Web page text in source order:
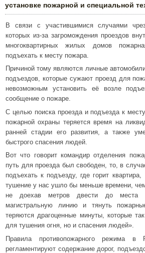
установке пожарной и специальной
В связи с участившимися случаями
которых из-за загромождения проездов
многоквартирных жилых домов
подъехать к месту пожара.
Причиной тому являются личные
подъездов, которые сужают проезд для
невозможным установить её возле
сообщение о пожаре.
С целью поиска проезда и подъезда к
пожарной охраны теряется время на
ранней стадии его развития, а также
быстрого спасения людей.
Вот что говорит командир отделения
путь для проезда был свободен, то, в
подъехать к подъезду, где горит
тушение у нас ушло бы меньше времени,
не доехав метров двести до места
магистральную линию и тянуть
теряются драгоценные минуты, которые
для тушения огня, но и спасения людей».
Правила противопожарного режима в
регламентируют содержание дорог,